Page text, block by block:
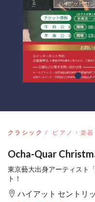
クラシック ピアノ・楽
Ocha-Quar
東京藝大出身アーティスト
ト！
ハイアット セントリ